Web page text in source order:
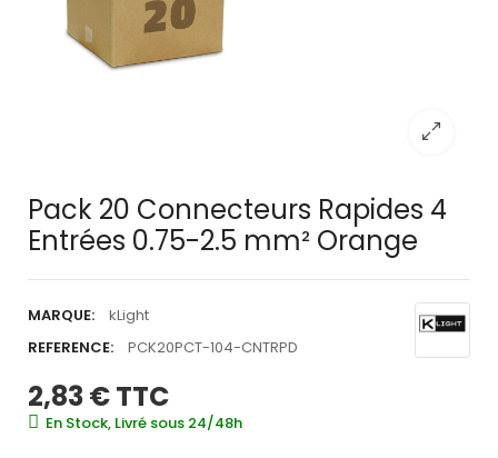
Pack 20 Connecteurs Rapides 4
Entrées 0.75-2.5 mm² Orange
MARQUE:
kLight
REFERENCE:
PCK20PCT-104-CNTRPD
2,83 €TTC
En Stock, Livré sous 24/48h